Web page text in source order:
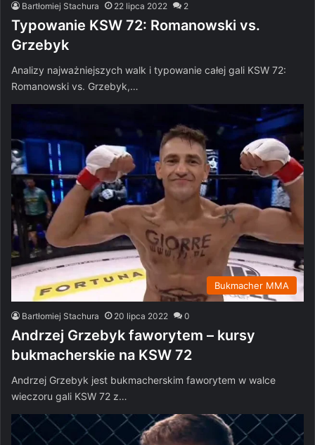
Bartłomiej Stachura 22 lipca 2022 2
Typowanie KSW 72: Romanowski vs.
Grzebyk
Analizy najważniejszych walk i typowanie całej gali KSW 72:
Romanowski vs. Grzebyk,…
Bukmacher MMA
Bartłomiej Stachura 20 lipca 2022 0
Andrzej Grzebyk faworytem – kursy
bukmacherskie na KSW 72
Andrzej Grzebyk jest bukmacherskim faworytem w walce
wieczoru gali KSW 72 z…